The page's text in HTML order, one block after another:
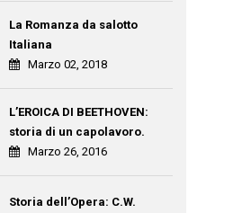
La Romanza da salotto
Italiana
Marzo 02, 2018
L’EROICA DI BEETHOVEN:
storia di un capolavoro.
Marzo 26, 2016
Storia dell’Opera: C.W.